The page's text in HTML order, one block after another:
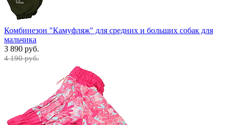
Комбинезон "Камуфляж" для средних и больших собак для
мальчика
3 890 руб.
4 190 руб.